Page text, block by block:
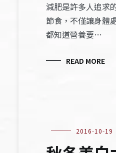
減肥是許多人追求
節食，不僅讓身體
都知道營養要…
READ MORE
2016-10-19